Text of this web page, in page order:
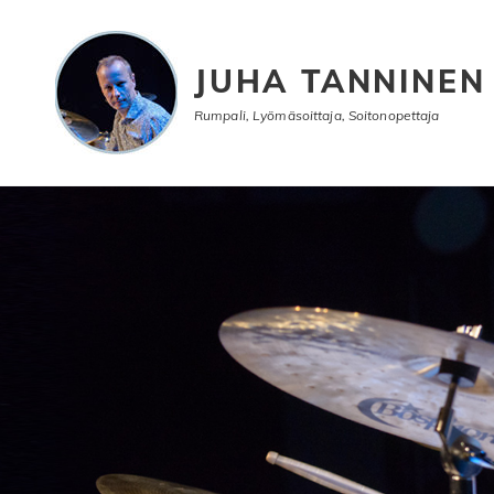
JUHA TANNINEN
Rumpali, Lyömäsoittaja, Soitonopettaja